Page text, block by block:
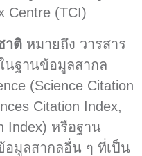
Centre (TCI)
าติ หมายถึง วารสาร
นฐานข้อมูลสากล
(Science Citation
Citation Index,
Index) หรือฐาน
อมูลสากลอื่น ๆ ที่เป็น